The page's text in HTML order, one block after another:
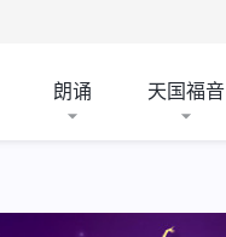
朗诵 天国福音